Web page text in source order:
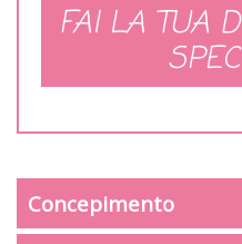
FAI LA TUA
Concepimento